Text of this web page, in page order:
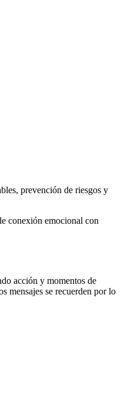
prevención de riesgos y
conexión emocional con
acción y momentos de
mensajes se recuerden por lo